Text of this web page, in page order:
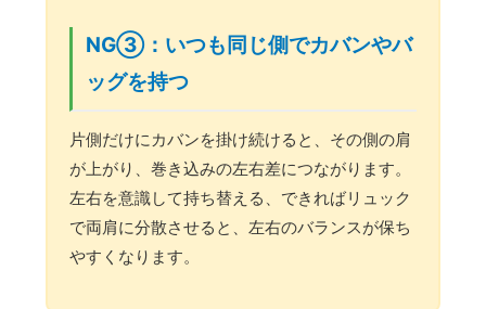
NG③：いつも同じ側でカバンやバ
ッグを持つ
片側だけにカバンを掛け続けると、その側の肩
が上がり、巻き込みの左右差につながります。
左右を意識して持ち替える、できればリュック
で両肩に分散させると、左右のバランスが保ち
やすくなります。